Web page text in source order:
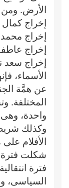
الأرض. ومن
الأسماء،
عن همَّة
المختلفة.
واحدة، وهى
وكذلك
الأفلام
شكلت فترة
فترة
السياسى،